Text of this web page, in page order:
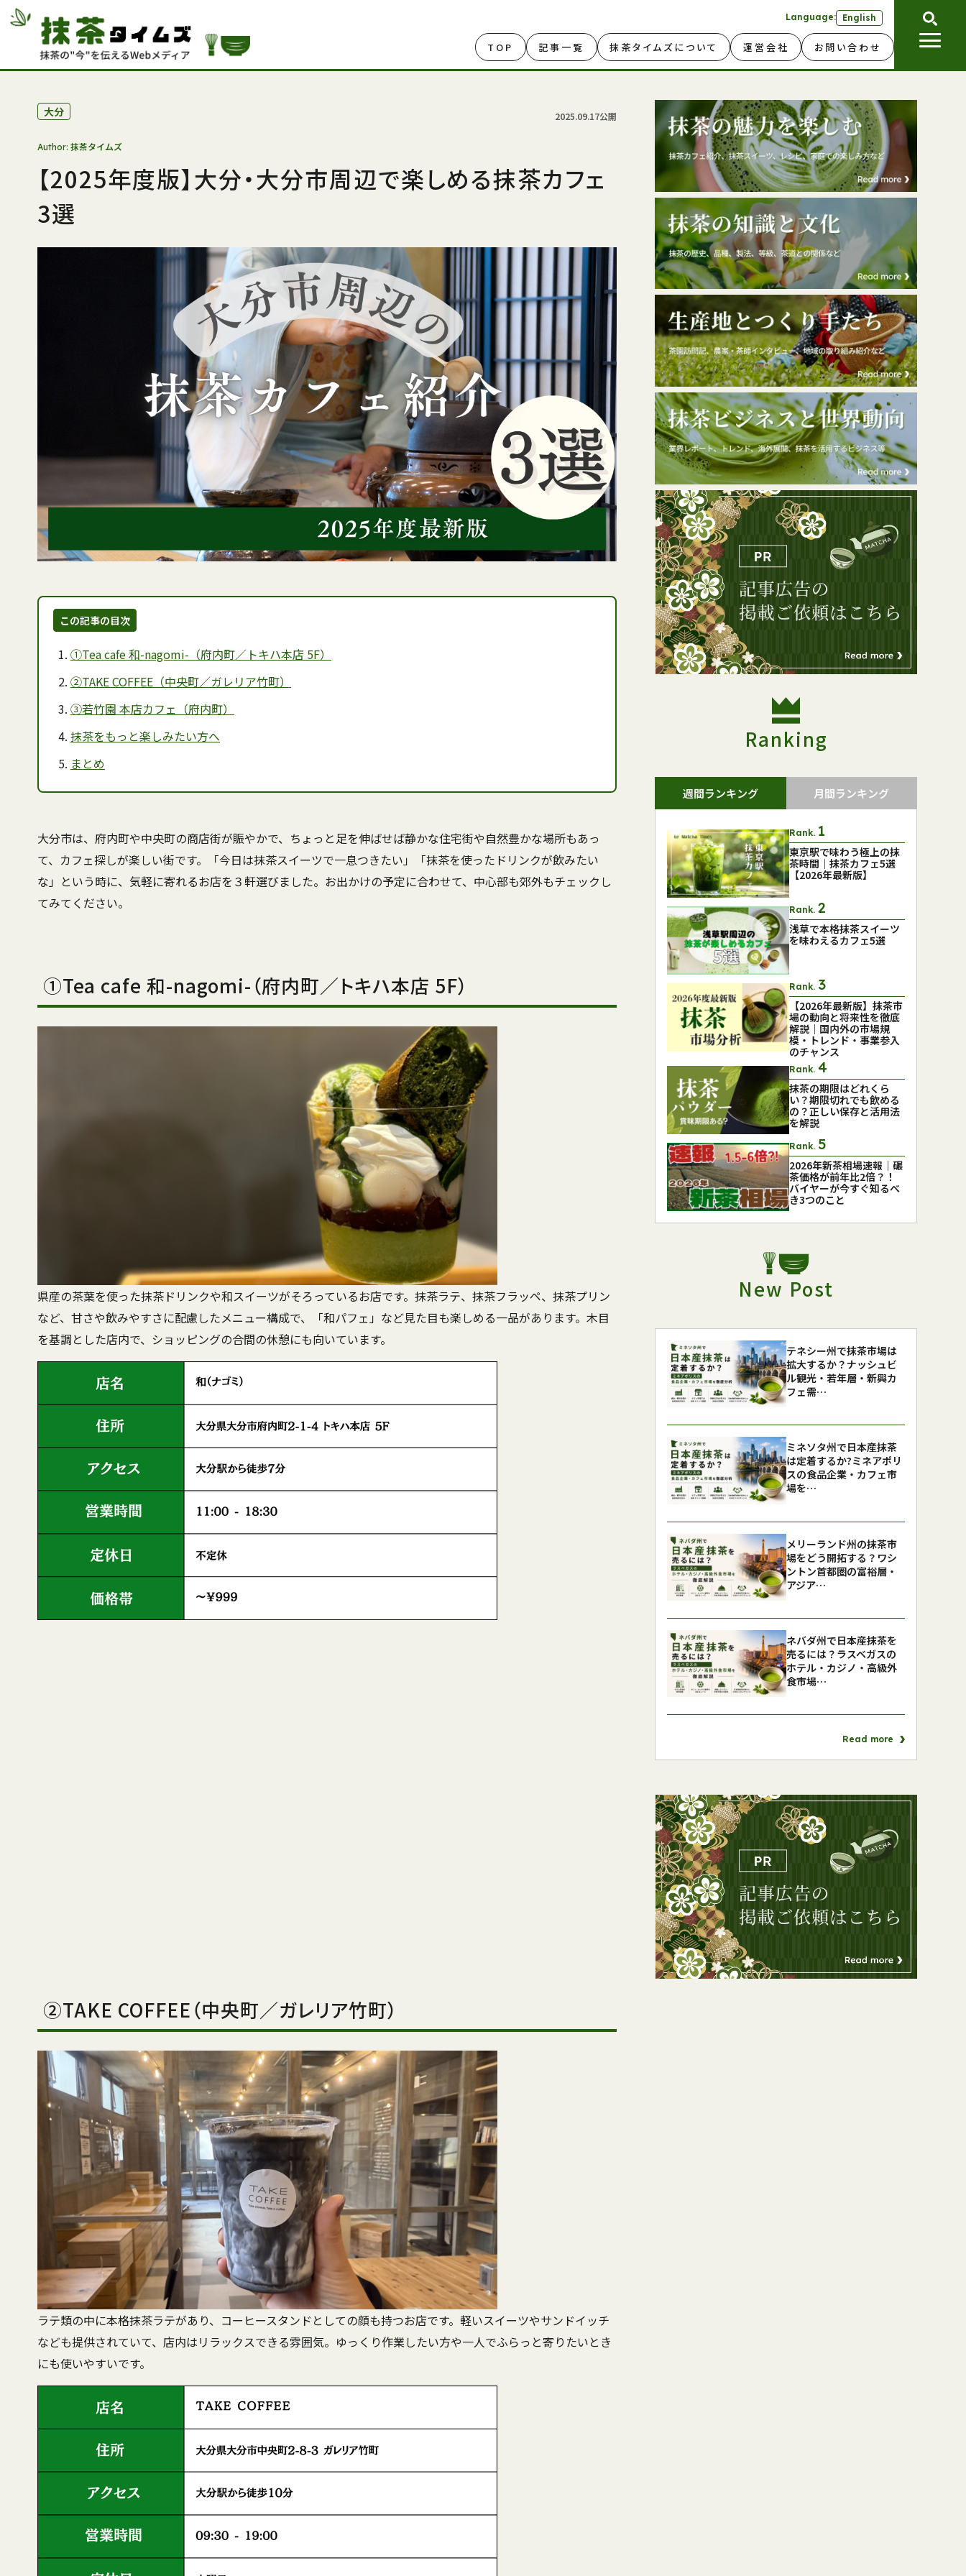
Language: English
TOP 記事一覧 抹茶タイムズについて 運営会社 お問い合わせ
大分 2025.09.17公開
Author: 抹茶タイムズ
【2025年度版】大分・大分市周辺で楽しめる抹茶カフェ
3選
この記事の目次
①Tea cafe 和-nagomi-（府内町／トキハ本店 5F）
②TAKE COFFEE（中央町／ガレリア竹町）
③若竹園 本店カフェ（府内町）
抹茶をもっと楽しみたい方へ
まとめ
大分市は、府内町や中央町の商店街が賑やかで、ちょっと足を伸ばせば静かな住宅街や自然豊かな場所もあっ
て、カフェ探しが楽しい街です。「今日は抹茶スイーツで一息つきたい」「抹茶を使ったドリンクが飲みたい
な」という時に、気軽に寄れるお店を３軒選びました。お出かけの予定に合わせて、中心部も郊外もチェックし
てみてください。
①Tea cafe 和-nagomi-（府内町／トキハ本店 5F）
県産の茶葉を使った抹茶ドリンクや和スイーツがそろっているお店です。抹茶ラテ、抹茶フラッペ、抹茶プリン
など、甘さや飲みやすさに配慮したメニュー構成で、「和パフェ」など見た目も楽しめる一品があります。木目
を基調とした店内で、ショッピングの合間の休憩にも向いています。
②TAKE COFFEE（中央町／ガレリア竹町）
ラテ類の中に本格抹茶ラテがあり、コーヒースタンドとしての顔も持つお店です。軽いスイーツやサンドイッチ
なども提供されていて、店内はリラックスできる雰囲気。ゆっくり作業したい方や一人でふらっと寄りたいとき
にも使いやすいです。
Ranking
週間ランキング 月間ランキング
Rank.
東京駅で味わう極上の抹
茶時間｜抹茶カフェ5選
【2026年最新版】
Rank.
浅草で本格抹茶スイーツ
を味わえるカフェ5選
Rank.
【2026年最新版】抹茶市
場の動向と将来性を徹底
解説｜国内外の市場規
模・トレンド・事業参入
のチャンス
Rank.
抹茶の期限はどれくら
い？期限切れでも飲める
の？正しい保存と活用法
を解説
Rank.
2026年新茶相場速報｜碾
茶価格が前年比2倍？！
バイヤーが今すぐ知るべ
き3つのこと
New Post
テネシー州で抹茶市場は
拡大するか？ナッシュビ
ル観光・若年層・新興カ
フェ需…
ミネソタ州で日本産抹茶
は定着するか?ミネアポリ
スの食品企業・カフェ市
場を…
メリーランド州の抹茶市
場をどう開拓する？ワシ
ントン首都圏の富裕層・
アジア…
ネバダ州で日本産抹茶を
売るには？ラスベガスの
ホテル・カジノ・高級外
食市場…
Read more